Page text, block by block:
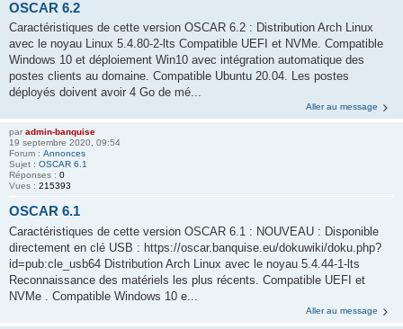
OSCAR 6.2
Caractéristiques de cette version OSCAR 6.2 : Distribution Arch Linux
avec le noyau Linux 5.4.80-2-lts Compatible UEFI et NVMe. Compatible
Windows 10 et déploiement Win10 avec intégration automatique des
postes clients au domaine. Compatible Ubuntu 20.04. Les postes
déployés doivent avoir 4 Go de mé...
Aller au message
par admin-banquise
19 septembre 2020, 09:54
Forum : Annonces
Sujet : OSCAR 6.1
Réponses : 0
Vues : 215393
OSCAR 6.1
Caractéristiques de cette version OSCAR 6.1 : NOUVEAU : Disponible
directement en clé USB : https://oscar.banquise.eu/dokuwiki/doku.php?
id=pub:cle_usb64 Distribution Arch Linux avec le noyau 5.4.44-1-lts
Reconnaissance des matériels les plus récents. Compatible UEFI et
NVMe . Compatible Windows 10 e...
Aller au message